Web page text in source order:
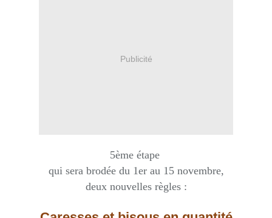
Publicité
5ème étape
qui sera brodée du 1er au 15 novembre,
deux nouvelles règles :